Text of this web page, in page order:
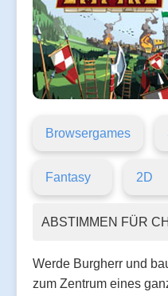
Browsergames
Fantasy 2D
ABSTIMMEN FÜR
Werde Burgherr und
zum Zentrum eines